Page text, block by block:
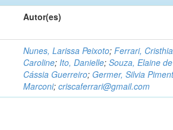
Autor(es)
Nunes, Larissa Peixoto;Ferrari,
Caroline;Ito, Danielle;Souza, Elaine de
Cássia Guerreiro; Germer, Silvia
Marconi;criscaferrari@gmail.com